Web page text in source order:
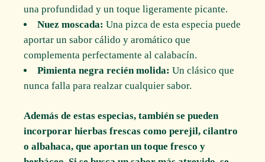
una profundidad y un toque ligeramente picante.
Nuez moscada: Una pizca de esta especia puede
aportar un sabor cálido y aromático que
complementa perfectamente al calabacín.
Pimienta negra recién molida: Un clásico que
nunca falla para realzar cualquier sabor.
Además de estas especias, también se pueden
incorporar hierbas frescas como perejil, cilantro
o albahaca, que aportan un toque fresco y